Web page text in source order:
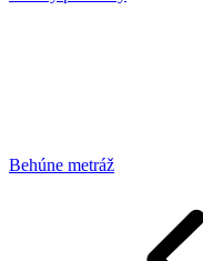
Behúne metráž